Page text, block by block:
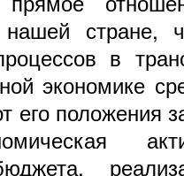
стране,
в
экономике
его положения